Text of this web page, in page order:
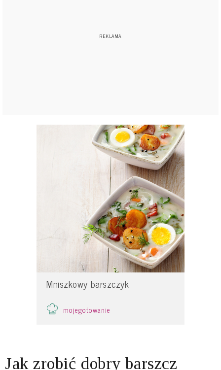
Mniszkowy barszczyk
mojegotowanie
Jak zrobić dobry barszcz